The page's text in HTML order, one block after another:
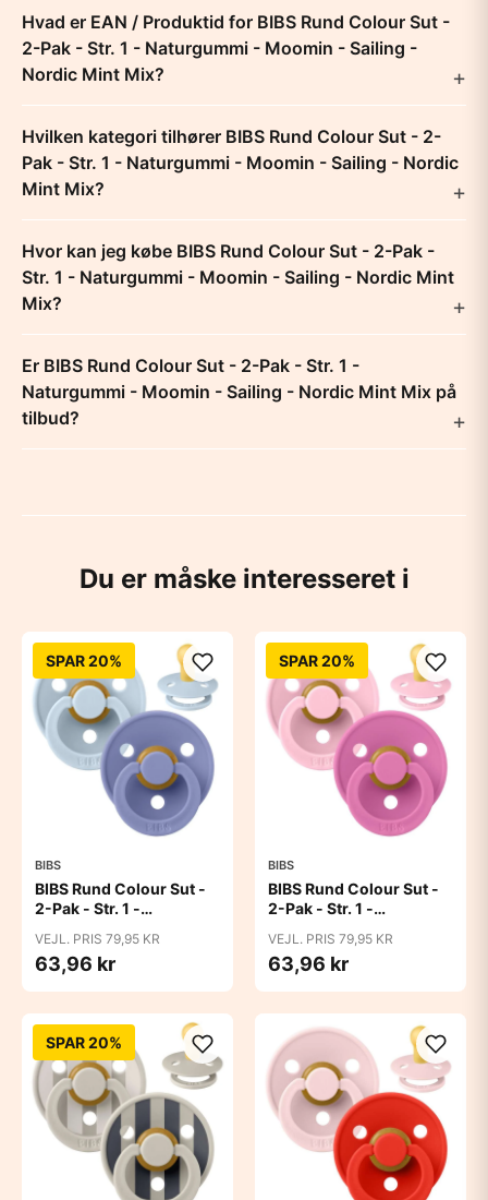
Hvad er EAN / Produktid for BIBS Rund Colour Sut -
2-Pak - Str. 1 - Naturgummi - Moomin - Sailing -
Nordic Mint Mix?
Hvilken kategori tilhører BIBS Rund Colour Sut - 2-
Pak - Str. 1 - Naturgummi - Moomin - Sailing - Nordic
Mint Mix?
Hvor kan jeg købe BIBS Rund Colour Sut - 2-Pak -
Str. 1 - Naturgummi - Moomin - Sailing - Nordic Mint
Mix?
Er BIBS Rund Colour Sut - 2-Pak - Str. 1 -
Naturgummi - Moomin - Sailing - Nordic Mint Mix på
tilbud?
Du er måske interesseret i
SPAR 20%
BIBS
BIBS Rund Colour Sut -
2-Pak - Str. 1 -
Blue/Peri
VEJL. PRIS 79,95 KR
63,96 kr
SPAR 20%
BIBS
BIBS Rund Colour Sut -
2-Pak - Str. 1 -
Pink/Bubblegum
VEJL. PRIS 79,95 KR
63,96 kr
SPAR 20%